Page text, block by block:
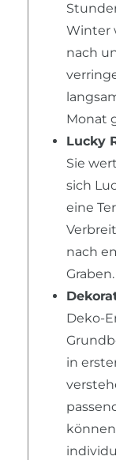
Winter
nach
Monat
Lucky
Sie
sich
eine
nach
Graben.
Deko-
in